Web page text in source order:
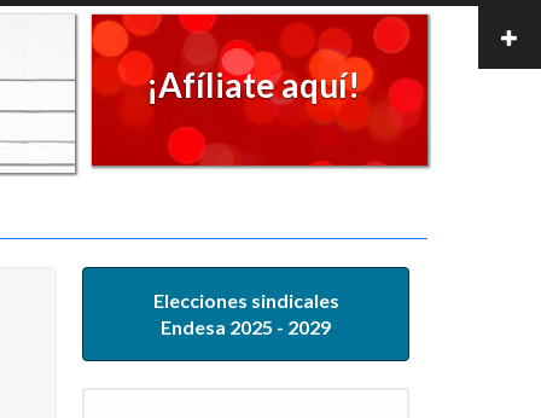
¡Afíliate aquí!
Elecciones sindicales
Endesa 2025 - 2029